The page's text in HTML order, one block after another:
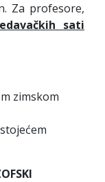
Za profesore,
sati
zimskom